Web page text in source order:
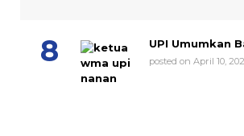
UPI Umumkan
posted on April 10,